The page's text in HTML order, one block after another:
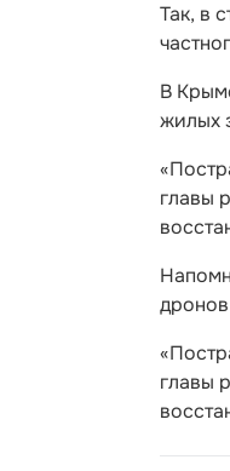
Так, в
В
жилых
главы
главы